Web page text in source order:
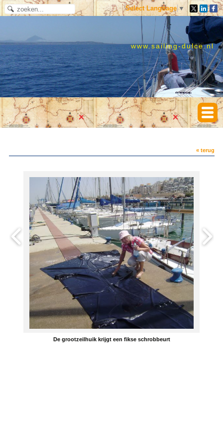
Select Language ▼
www.sailing-dulce.nl
« terug
De grootzeilhuik krijgt een fikse schrobbeurt